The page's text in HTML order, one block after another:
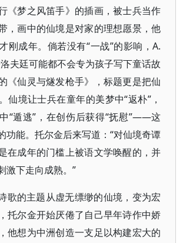
《梦之风笛手》的插画，被士兵当作
，画中的仙境是对家的理想愿景，他
刚成年。倘若没有“一战”的影响，A.
夫廷可能都不会专为孩子写下童话故
《仙灵与燧发枪手》，标题更是把仙
仙境让士兵在童年的美梦中“返朴”，
“遁逃”，在创伤后获得“抚慰”——这
功能。托尔金后来写道：“对仙境奇谭
在成年的门槛上被语文学唤醒的，并
激下走向成熟。”
歌的主题从虚无缥缈的仙境，变为宏
托尔金开始厌倦了自己早年诗作中娇
他想为中洲创造一支足以构建宏大的